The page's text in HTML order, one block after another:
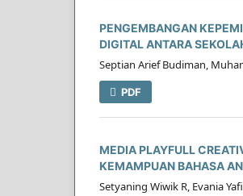
PENGEMBANGAN
DIGITAL ANTARA
Septian Arief Budiman,
PDF
MEDIA PLAYFULL
KEMAMPUAN BAHASA
Setyaning Wiwik R, Evania